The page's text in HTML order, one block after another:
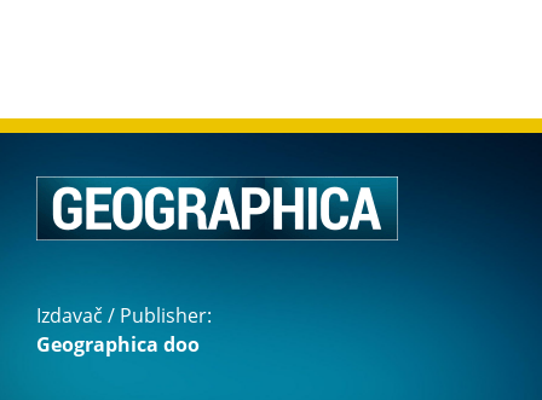
Izdavač / Publisher:
Geographica doo